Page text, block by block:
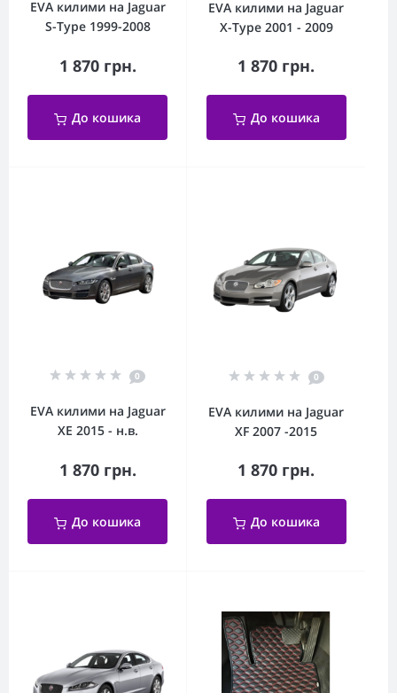
EVA килими на Jaguar
S-Type 1999-2008
1 870 грн.
До кошика
EVA килими на Jaguar
X-Type 2001 - 2009
1 870 грн.
До кошика
0
EVA килими на Jaguar
XE 2015 - н.в.
1 870 грн.
До кошика
0
EVA килими на Jaguar
XF 2007 -2015
1 870 грн.
До кошика